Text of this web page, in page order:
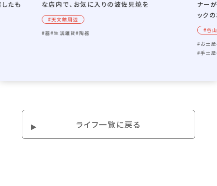
たも
な店内で、お気に入りの波佐見焼を
#天⽂館周辺
#器#生活雑貨#陶器
ナー
ック
#⾕
#お土産
#手土産
ライフ⼀覧に戻る